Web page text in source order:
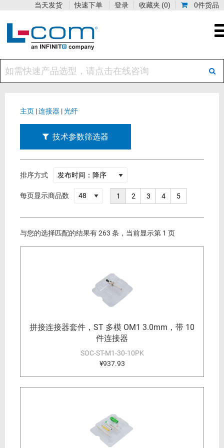
0件货品
收藏夹 (0)
当天发货 快速下单 登录
主页 |连接器 |光纤
技术参数筛选器
排序方式
每页显示商品数 1 2 3 4 5
与您的选择匹配的结果有 263 条，当前显示第 1 页
拼接连接器套件，ST 多模 OM1 3.0mm，带 10
件连接器
SOC-ST-M1-30-10PK
¥937.93